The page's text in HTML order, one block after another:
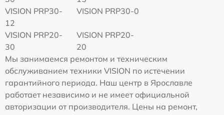
VISION PRP30-
12
VISION PRP30-0
VISION PRP20-
30
VISION PRP20-
20
Мы занимаемся ремонтом и техническим
обслуживанием техники VISION по истечении
гарантийного периода. Наш центр в Ярославле
работает независимо и не имеет официальной
авторизации от производителя. Цены на ремонт,